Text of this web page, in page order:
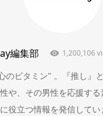
編集部 1,200,106
のビタミン" 。『推し』
や、その男性を応援す
役立つ情報を発信してい